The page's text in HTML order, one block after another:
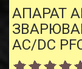
АПАРАТ
AC/DC